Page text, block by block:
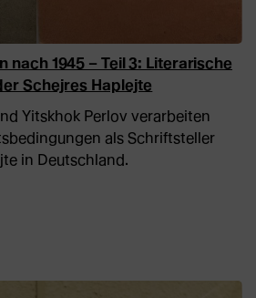
nach 1945 – Teil 3: Literarische
Schejres Haplejte
Yitskhok Perlov verarbeiten
als Schriftsteller
in Deutschland.